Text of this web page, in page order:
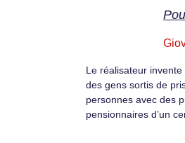
Le réalisateur
des gens sortis de
personnes avec des
pensionnaires d’un